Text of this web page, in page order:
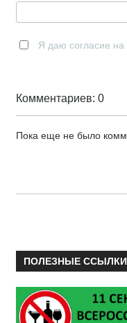
Я даю согласие на
Комментариев: 0
Пока еще не было
ПОЛЕЗНЫЕ ССЫЛКИ